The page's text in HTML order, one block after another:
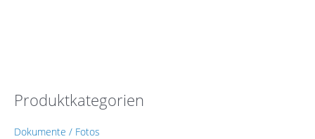
Produktkategorien
Dokumente / Fotos